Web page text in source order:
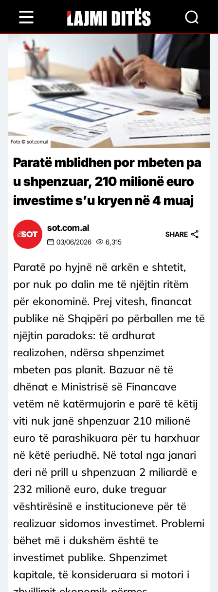
content
Foto © sot.com.al
Paratë mblidhen por mbeten pa
u shpenzuar, 210 milionë euro
investime s’u kryen në 4 muaj
sot.com.al
03/06/2026 6,315
SHARE
Paratë po hyjnë në arkën e shtetit,
por nuk po dalin me të njëjtin ritëm
për ekonominë. Prej vitesh, financat
publike në Shqipëri po përballen me të
njëjtin paradoks: të ardhurat
realizohen, ndërsa shpenzimet
mbeten pas planit. Bazuar në të
dhënat e Ministrisë së Financave
vetëm në katërmujorin e parë të këtij
viti nuk janë shpenzuar 210 milionë
euro të parashikuara për tu harxhuar
në këtë periudhë. Në total nga janari
deri në prill u shpenzuan 2 miliardë e
232 milionë euro, duke treguar
vështirësinë e institucioneve për të
realizuar sidomos investimet. Problemi
bëhet më i dukshëm është te
investimet publike. Shpenzimet
kapitale, të konsideruara si motori i